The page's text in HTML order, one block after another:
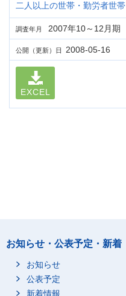
二人以上の世帯・勤労者世帯
調査年月 2007年10～12月期
公開（更新）日 2008-05-16
EXCEL
お知らせ・公表予定・新着
お知らせ
公表予定
新着情報